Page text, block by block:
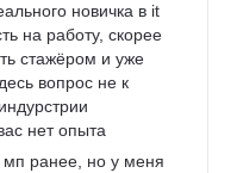
новичка в it
на работу, скорее
стажёром и уже
вопрос не к
нет опыта
мп ранее, но у меня